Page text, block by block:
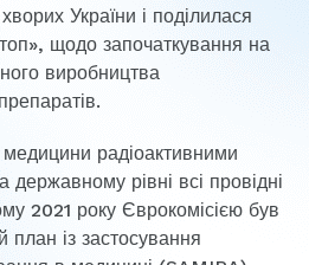
України і поділилася
щодо започаткування на
виробництва
радіоактивними
державному рівні всі провідні
2021 року Єврокомісією був
план із застосування